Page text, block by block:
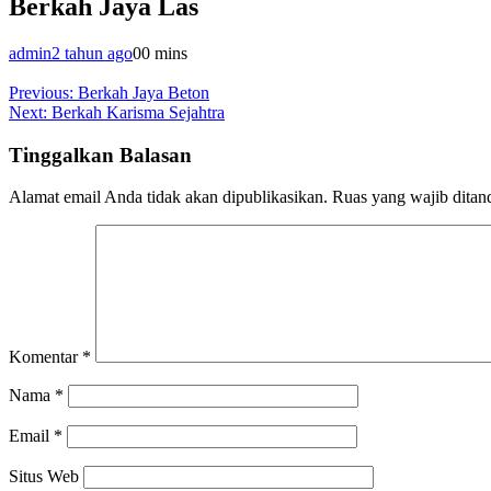
Berkah Jaya Las
admin2 tahun ago00 mins
Navigasi
pos
Previous: Berkah Jaya Beton
Next: Berkah Karisma Sejahtra
Tinggalkan Balasan
Alamat email Anda tidak akan dipublikasikan. Ruas yang wajib
Komentar *
Nama *
Email *
Situs Web